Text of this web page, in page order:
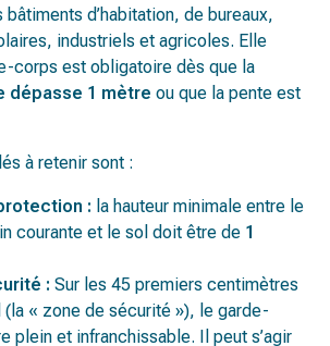
bâtiments d’habitation, de bureaux,
industriels et agricoles. Elle
corps est obligatoire dès que la
dépasse 1 mètre ou que la pente est
à retenir sont :
: la hauteur minimale entre le
courante et le sol doit être de 1
: Sur les 45 premiers centimètres
(la « zone de sécurité »), le garde-
plein et infranchissable. Il peut s’agir